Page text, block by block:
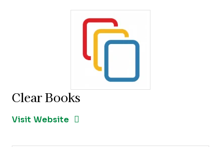
Clear Books
Visit Website Opens New Window